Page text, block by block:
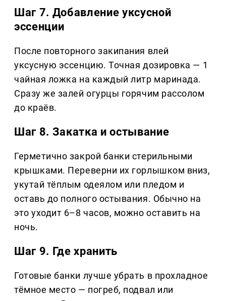
Шаг 7. Добавление уксусной
эссенции
После повторного закипания влей
уксусную эссенцию. Точная дозировка — 1
чайная ложка на каждый литр маринада.
Сразу же залей огурцы горячим рассолом
до краёв.
Шаг 8. Закатка и остывание
Герметично закрой банки стерильными
крышками. Переверни их горлышком вниз,
укутай тёплым одеялом или пледом и
оставь до полного остывания. Обычно на
это уходит 6–8 часов, можно оставить на
ночь.
Шаг 9. Где хранить
Готовые банки лучше убрать в прохладное
тёмное место — погреб, подвал или